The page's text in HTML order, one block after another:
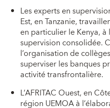
Les experts en
Est, en Tanzanie,
en particulier le Kenya,
supervision consolidée.
l’organisation de
superviser les banques
activité transfrontalière.
L’AFRITAC Ouest, en
région UEMOA à